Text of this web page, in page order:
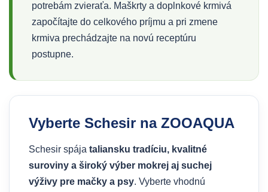
potrebám zvieraťa. Maškrty a doplnkové krmivá
započítajte do celkového príjmu a pri zmene
krmiva prechádzajte na novú receptúru
postupne.
Vyberte Schesir na ZOOAQUA
Schesir spája taliansku tradíciu, kvalitné
suroviny a široký výber mokrej aj suchej
výživy pre mačky a psy. Vyberte vhodnú